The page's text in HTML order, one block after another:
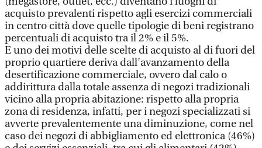
acquisto prevalenti rispetto agli esercizi commerciali
in centro città dove quelle tipologie di beni registrano
percentuali di acquisto tra il 2% e il 5%.
E uno dei motivi delle scelte di acquisto al di fuori del
proprio quartiere deriva dall’avanzamento della
desertificazione commerciale, ovvero dal calo o
addirittura dalla totale assenza di negozi tradizionali
vicino alla propria abitazione: rispetto alla propria
zona di residenza, infatti, per i negozi specializzati si
avverte prevalentemente una diminuzione, come nel
caso dei negozi di abbigliamento ed elettronica (46%)